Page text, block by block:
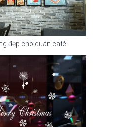
đẹp cho quán café